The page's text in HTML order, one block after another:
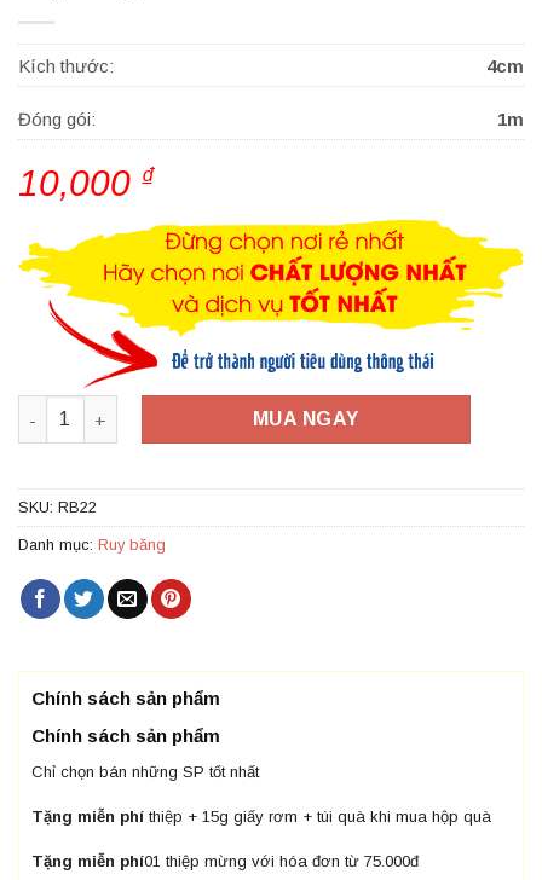
Kích thước: 4cm
Đóng gói: 1m
10,000 ₫
Ruy băng thô viền ren 4cm - RB22 số lượng
MUA NGAY
SKU: RB22
Danh mục: Ruy băng
Chính sách sản phẩm
Chính sách sản phẩm
Chỉ chọn bán những SP tốt nhất
Tặng miễn phí thiệp + 15g giấy rơm + túi quà khi mua hộp quà
Tặng miễn phí01 thiệp mừng với hóa đơn từ 75.000đ